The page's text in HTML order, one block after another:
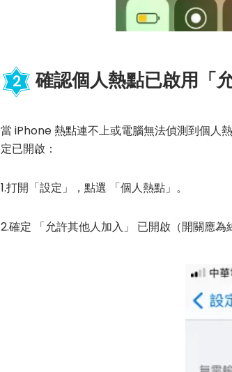
2 確認個人熱點已啟用「
當 iPhone 熱點連不上或電腦無法偵測到個人
定已開啟：
1.打開「設定」，點選 「個人熱點」。
2.確定 「允許其他人加入」 已開啟（開關應為